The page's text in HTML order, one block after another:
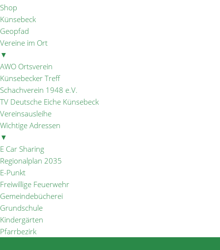
Shop
Künsebeck
Geopfad
Vereine im Ort
▼
AWO Ortsverein
Künsebecker Treff
Schachverein 1948 e.V.
TV Deutsche Eiche Künsebeck
Vereinsausleihe
Wichtige Adressen
▼
E Car Sharing
Regionalplan 2035
E-Punkt
Freiwillige Feuerwehr
Gemeindebücherei
Grundschule
Kindergärten
Pfarrbezirk